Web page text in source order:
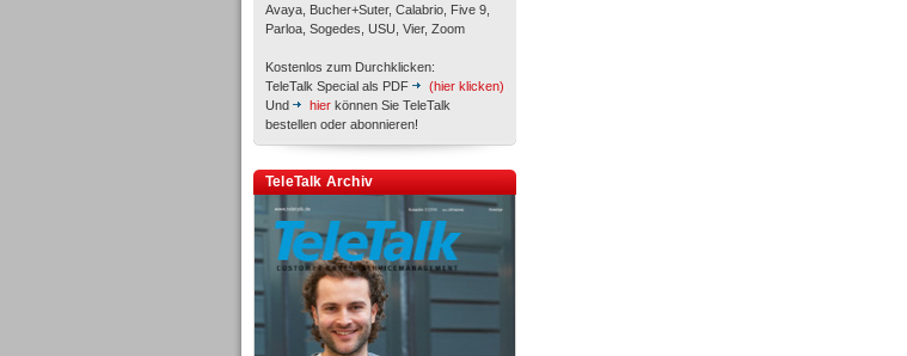
Avaya, Bucher+Suter, Calabrio, Five 9,
Parloa, Sogedes, USU, Vier, Zoom
Kostenlos zum Durchklicken:
TeleTalk Special als PDF
(hier klicken)
Und
hier können Sie TeleTalk
bestellen oder abonnieren!
TeleTalk Archiv
Inbound
Inbound